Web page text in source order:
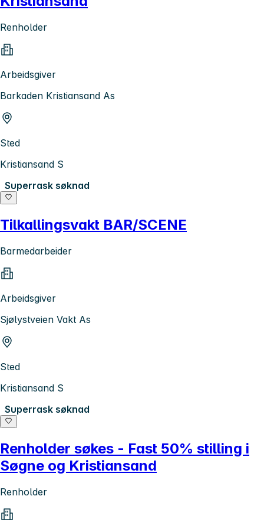
Renholder
Arbeidsgiver
Barkaden Kristiansand As
Sted
Kristiansand S
Superrask søknad
Tilkallingsvakt BAR/SCENE
Barmedarbeider
Arbeidsgiver
Sjølystveien Vakt As
Sted
Kristiansand S
Superrask søknad
Renholder søkes - Fast 50% stilling i
Søgne og Kristiansand
Renholder